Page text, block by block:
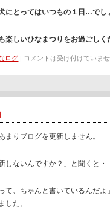
にとってはいつもの１日…でし
楽しいひなまつりをお過ごしく
ログ コメントは受け付けていませ
まりブログを更新しません。
しないんですか？」と聞くと・
て、ちゃんと書いているんだ
した。